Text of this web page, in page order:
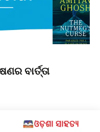
ବାର୍ତ୍ତା